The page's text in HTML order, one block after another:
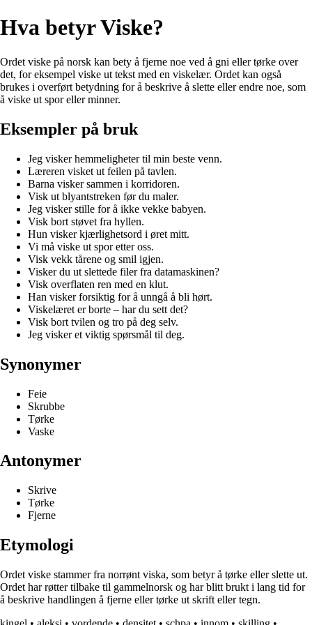
Hva betyr Viske?
Ordet viske på norsk kan bety å fjerne noe ved å gni eller tørke over
det, for eksempel viske ut tekst med en viskelær. Ordet kan også
brukes i overført betydning for å beskrive å slette eller endre noe, som
å viske ut spor eller minner.
Eksempler på bruk
Jeg visker hemmeligheter til min beste venn.
Læreren visket ut feilen på tavlen.
Barna visker sammen i korridoren.
Visk ut blyantstreken før du maler.
Jeg visker stille for å ikke vekke babyen.
Visk bort støvet fra hyllen.
Hun visker kjærlighetsord i øret mitt.
Vi må viske ut spor etter oss.
Visk vekk tårene og smil igjen.
Visker du ut slettede filer fra datamaskinen?
Visk overflaten ren med en klut.
Han visker forsiktig for å unngå å bli hørt.
Viskelæret er borte – har du sett det?
Visk bort tvilen og tro på deg selv.
Jeg visker et viktig spørsmål til deg.
Synonymer
Feie
Skrubbe
Tørke
Vaske
Antonymer
Skrive
Tørke
Fjerne
Etymologi
Ordet viske stammer fra norrønt viska, som betyr å tørke eller slette ut.
Ordet har røtter tilbake til gammelnorsk og har blitt brukt i lang tid for
å beskrive handlingen å fjerne eller tørke ut skrift eller tegn.